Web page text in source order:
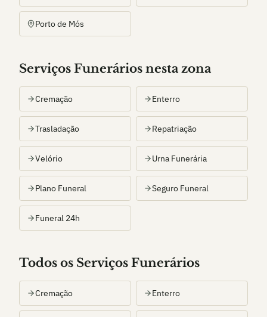
Porto de Mós
Serviços Funerários nesta zona
Cremação Enterro
Trasladação Repatriação
Velório Urna Funerária
Plano Funeral Seguro Funeral
Funeral 24h
Todos os Serviços Funerários
Cremação Enterro